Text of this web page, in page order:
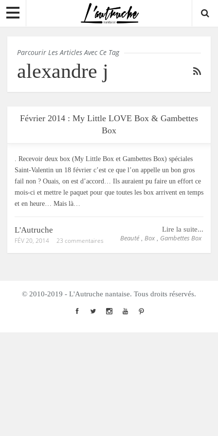
Parcourir Les Articles Avec Ce Tag
alexandre j
Février 2014 : My Little LOVE Box & Gambettes
Box
. Recevoir deux box (My Little Box et Gambettes Box) spéciales
Saint-Valentin un 18 février c’est ce que l’on appelle un bon gros
fail non ? Ouais, on est d’accord… Ils auraient pu faire un effort ce
mois-ci et mettre le paquet pour que toutes les box arrivent en temps
et en heure… Mais là…
Lire la suite...
Beauté Box Gambettes Box
L'Autruche
FÉV 20, 2014 23 commentaires
© 2010-2019 - L'Autruche nantaise. Tous droits réservés.